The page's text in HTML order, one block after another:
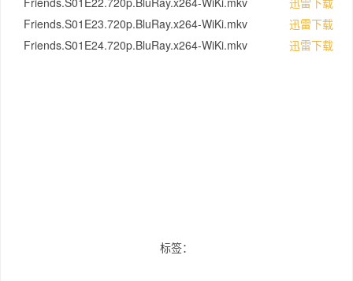
Friends.S01E23.720p.BluRay.x264-WiKi.mkv
迅雷下载
Friends.S01E24.720p.BluRay.x264-WiKi.mkv
迅雷下载
标签：